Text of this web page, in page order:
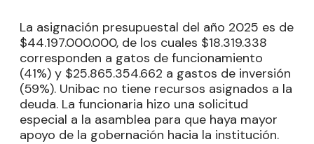
La asignación presupuestal del año 2025 es de
$44.197.000.000, de los cuales $18.319.338
corresponden a gatos de funcionamiento
(41%) y $25.865.354.662 a gastos de inversión
(59%). Unibac no tiene recursos asignados a la
deuda. La funcionaria hizo una solicitud
especial a la asamblea para que haya mayor
apoyo de la gobernación hacia la institución.